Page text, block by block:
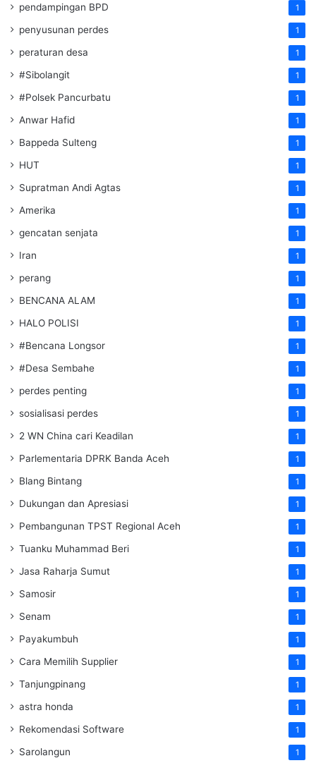
pendampingan BPD 1
penyusunan perdes 1
peraturan desa 1
#Sibolangit 1
#Polsek Pancurbatu 1
Anwar Hafid 1
Bappeda Sulteng 1
HUT 1
Supratman Andi Agtas 1
Amerika 1
gencatan senjata 1
Iran 1
perang 1
BENCANA ALAM 1
HALO POLISI 1
#Bencana Longsor 1
#Desa Sembahe 1
perdes penting 1
sosialisasi perdes 1
2 WN China cari Keadilan 1
Parlementaria DPRK Banda Aceh 1
Blang Bintang 1
Dukungan dan Apresiasi 1
Pembangunan TPST Regional Aceh 1
Tuanku Muhammad Beri 1
Jasa Raharja Sumut 1
Samosir 1
Senam 1
Payakumbuh 1
Cara Memilih Supplier 1
Tanjungpinang 1
astra honda 1
Rekomendasi Software 1
Sarolangun 1